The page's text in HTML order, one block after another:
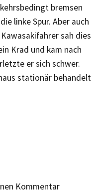
bremsen
linke Spur. Aber auch
sah dies
Krad und kam nach
er sich schwer.
stationär behandelt
Kommentar